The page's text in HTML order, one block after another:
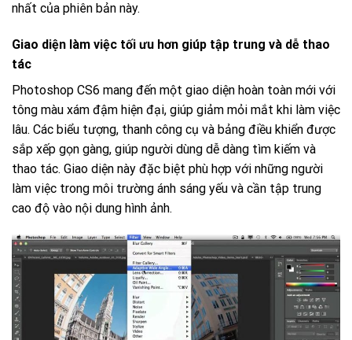
nhất của phiên bản này.
Giao diện làm việc tối ưu hơn giúp tập trung và dễ thao
tác
Photoshop CS6 mang đến một giao diện hoàn toàn mới với
tông màu xám đậm hiện đại, giúp giảm mỏi mắt khi làm việc
lâu. Các biểu tượng, thanh công cụ và bảng điều khiển được
sắp xếp gọn gàng, giúp người dùng dễ dàng tìm kiếm và
thao tác. Giao diện này đặc biệt phù hợp với những người
làm việc trong môi trường ánh sáng yếu và cần tập trung
cao độ vào nội dung hình ảnh.